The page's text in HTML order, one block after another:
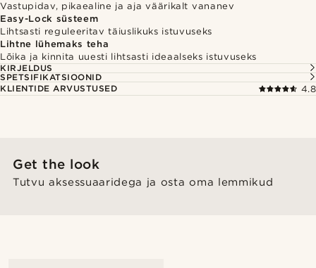
Vastupidav, pikaealine ja aja väärikalt vananev
Easy-Lock süsteem
Lihtsasti reguleeritav täiuslikuks istuvuseks
Lihtne lühemaks teha
Lõika ja kinnita uuesti lihtsasti ideaalseks istuvuseks
KIRJELDUS
SPETSIFIKATSIOONID
KLIENTIDE ARVUSTUSED
4.8
Get the look
Tutvu aksessuaaridega ja osta oma lemmikud